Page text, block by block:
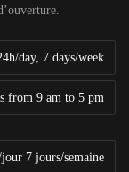
day, 7 days/week
from 9 am to 5 pm
jour 7 jours/semaine